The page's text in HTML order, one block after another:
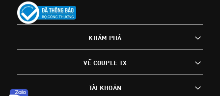
KHÁM PHÁ
VỀ COUPLE TX
TÀI KHOẢN